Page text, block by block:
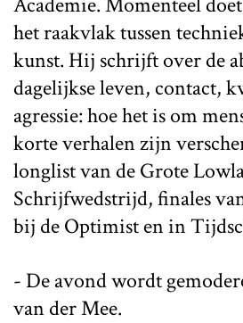
het raakvlak tussen
kunst. Hij schrijft over de
dagelijkse leven, contact,
agressie: hoe het is om
korte verhalen zijn
longlist van de Grote
Schrijfwedstrijd, finales
bij de Optimist en in
- De avond wordt
van der Mee.